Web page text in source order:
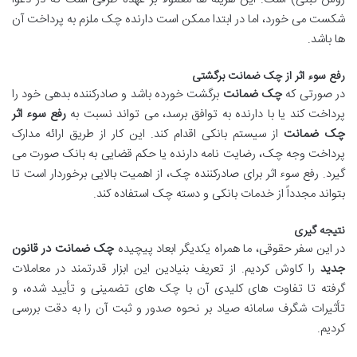
شکست می خورد، اما در ابتدا ممکن است دارنده چک ملزم به پرداخت آن
ها باشد.
رفع سوء اثر از چک ضمانت برگشتی
در صورتی کهچک ضمانت برگشت خورده باشد و صادرکننده بدهی خود را
پرداخت کند یا با دارنده به توافق برسد، می تواند نسبت بهرفع سوء اثر
چک ضمانت از سیستم بانکی اقدام کند. این کار از طریق ارائه مدارک
پرداخت وجه چک، رضایت نامه دارنده یا حکم قضایی به بانک صورت می
گیرد. رفع سوء اثر برای صادرکننده چک، از اهمیت بالایی برخوردار است تا
بتواند مجدداً از خدمات بانکی و دسته چک استفاده کند.
نتیجه گیری
در این سفر حقوقی، ما همراه یکدیگر ابعاد پیچیدهچک ضمانت در قانون
جدید را کاوش کردیم. از تعریف بنیادین این ابزار قدرتمند در معاملات
گرفته تا تفاوت های کلیدی آن با چک های تضمینی و تأیید شده، و
تأثیرات شگرف سامانه صیاد بر نحوه صدور و ثبت آن را به دقت بررسی
کردیم.